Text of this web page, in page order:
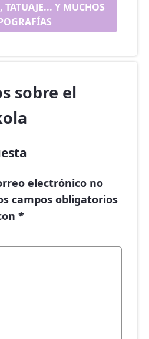
Y MUCHOS
sobre el
electrónico no
campos obligatorios
*